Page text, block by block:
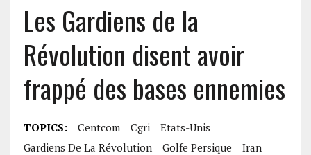
Les Gardiens de la
Révolution disent avoir
frappé des bases ennemies
TOPICS: Centcom Cgri
Etats-Unis
Gardiens De La Révolution
Golfe Persique
Iran